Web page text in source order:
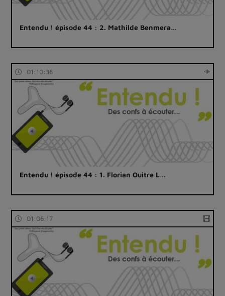
Entendu ! épisode 44 : 2. Mathilde Benmera…
01:10:38
Entendu ! épisode 44 : 1. Florian Ouitre L…
01:06:17